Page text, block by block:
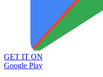
GET IT ON
Google Play